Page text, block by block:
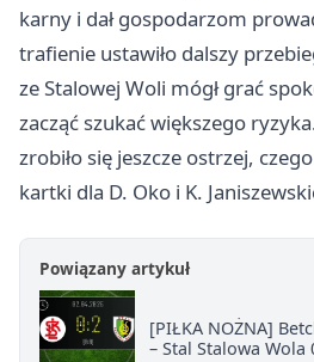
karny i dał gospodarzom
trafienie ustawiło dalszy
ze Stalowej Woli mógł grać
zacząć szukać większego
zrobiło się jeszcze ostrzej,
kartki dla D. Oko i K.
Powiązany artykuł
[PIŁKA NOŻNA]
– Stal Stalowa Wola